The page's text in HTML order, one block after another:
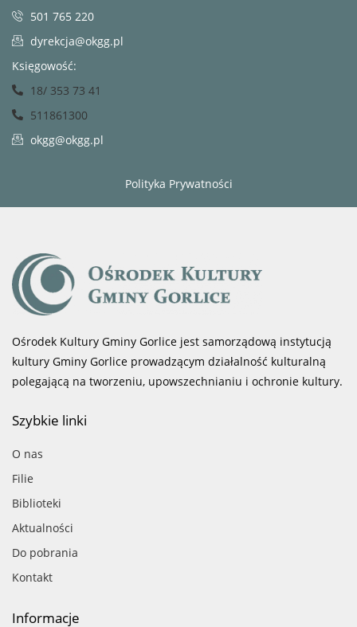
501 765 220
dyrekcja@okgg.pl
Księgowość:
18/ 353 73 41
511861300
okgg@okgg.pl
Polityka Prywatności
Ośrodek Kultury Gminy Gorlice jest samorządową instytucją
kultury Gminy Gorlice prowadzącym działalność kulturalną
polegającą na tworzeniu, upowszechnianiu i ochronie kultury.
Szybkie linki
O nas
Filie
Biblioteki
Aktualności
Do pobrania
Kontakt
Informacje